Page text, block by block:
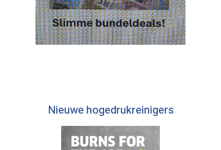
Nieuwe hogedrukreinigers